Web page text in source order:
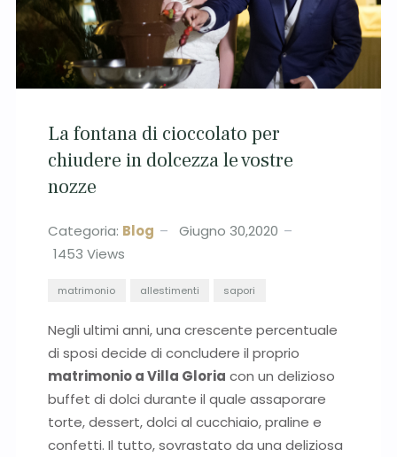
La fontana di cioccolato per
chiudere in dolcezza le vostre
nozze
Categoria: Blog
Giugno 30,2020
1453 Views
matrimonio allestimenti sapori
Negli ultimi anni, una crescente percentuale
di sposi decide di concludere il proprio
matrimonio a Villa Gloria con un delizioso
buffet di dolci durante il quale assaporare
torte, dessert, dolci al cucchiaio, praline e
confetti. Il tutto, sovrastato da una deliziosa